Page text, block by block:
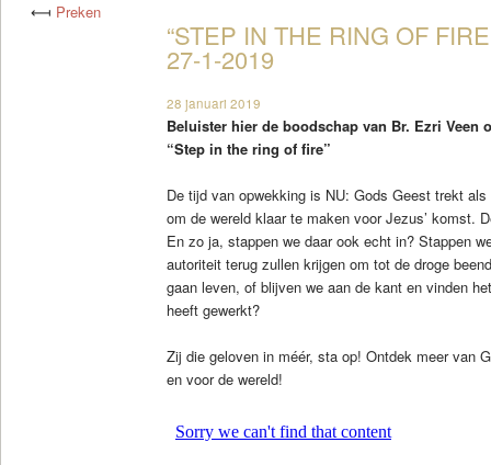
⟻ Preken
“STEP IN THE RING OF
27-1-2019
28 januari 2019
Beluister hier de boodschap van Br. Ezri Veen
“Step in the ring of fire”
De tijd van opwekking is NU: Gods Geest trekt
om de wereld klaar te maken voor Jezus’ komst.
En zo ja, stappen we daar ook echt in? Stappen
autoriteit terug zullen krijgen om tot de droge
gaan leven, of blijven we aan de kant en vinden
heeft gewerkt?
Zij die geloven in méér, sta op! Ontdek meer van
en voor de wereld!